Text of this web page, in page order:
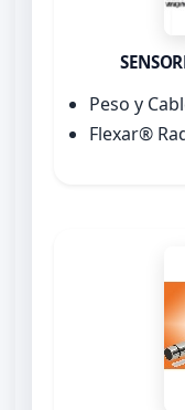
Peso y
Flexar®